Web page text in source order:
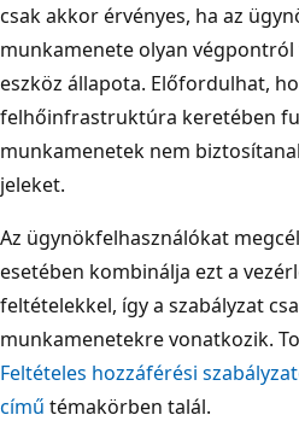
csak akkor érvényes, ha az
munkamenete olyan
eszköz állapota. Előfordulhat,
felhőinfrastruktúra keretében
munkamenetek nem
jeleket.
Az ügynökfelhasználókat
esetében kombinálja ezt a
feltételekkel, így a szabályzat
munkamenetekre vonatkozik.
Feltételes hozzáférési
című témakörben talál.